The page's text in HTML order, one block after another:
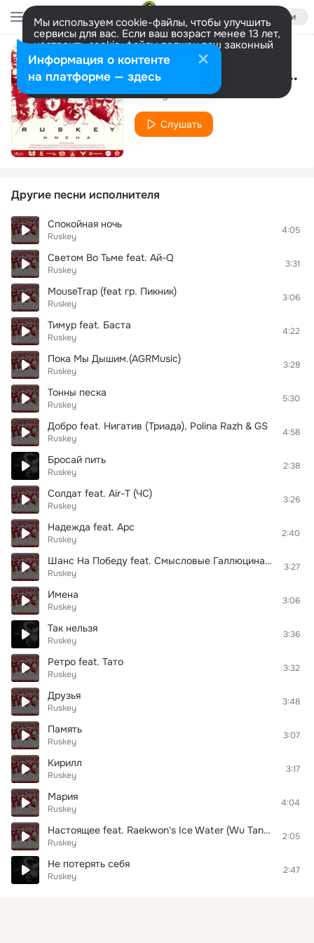
Войти
Мы используем cookie-файлы, чтобы улучшить
сервисы для вас. Если ваш возраст менее 13 лет,
настроить cookie-файлы должен ваш законный
представитель. Больше информации
Разрешить все Настроить Мне Так Нужна Твоя Красота feat. Пес (Легенды Про)
Ruskey
Слушать
Другие песни исполнителя
Спокойная ночь
Ruskey
4:05
Светом Во Тьме feat. Ай-Q
Ruskey
3:31
MouseTrap (feat гр. Пикник)
Ruskey
3:06
Тимур feat. Баста
Ruskey
4:22
Пока Мы Дышим.(AGRMusic)
Ruskey
3:28
Тонны песка
Ruskey
5:30
Добро feat. Нигатив (Триада), Polina Razh & GS
Ruskey
4:58
Бросай пить
Ruskey
2:38
Солдат feat. Air-T (ЧС)
Ruskey
3:26
Надежда feat. Арс
Ruskey
2:40
Шанс На Победу feat. Смысловые Галлюцинации
Ruskey
3:27
Имена
Ruskey
3:06
Так нельзя
Ruskey
3:36
Ретро feat. Тато
Ruskey
3:32
Друзья
Ruskey
3:48
Память
Ruskey
3:07
Кирилл
Ruskey
3:17
Мария
Ruskey
4:04
Настоящее feat. Raekwon's Ice Water (Wu Tang\NY)
Ruskey
2:05
Не потерять себя
Ruskey
2:47
Информация о контенте
на платформе — здесь